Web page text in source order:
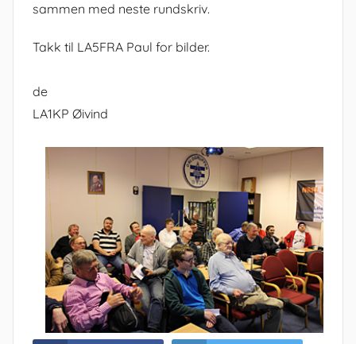
sammen med neste rundskriv.
Takk til LA5FRA Paul for bilder.
de
LA1KP Øivind